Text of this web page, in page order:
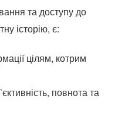
та доступу до
історію, є:
цілям, котрим
повнота та